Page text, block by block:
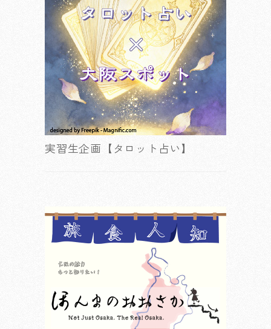
実習生企画【タロット占い】